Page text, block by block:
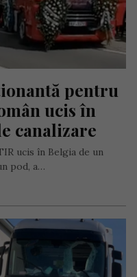
pentru
ucis în
canalizare
ucis în Belgia de un
pod, a…